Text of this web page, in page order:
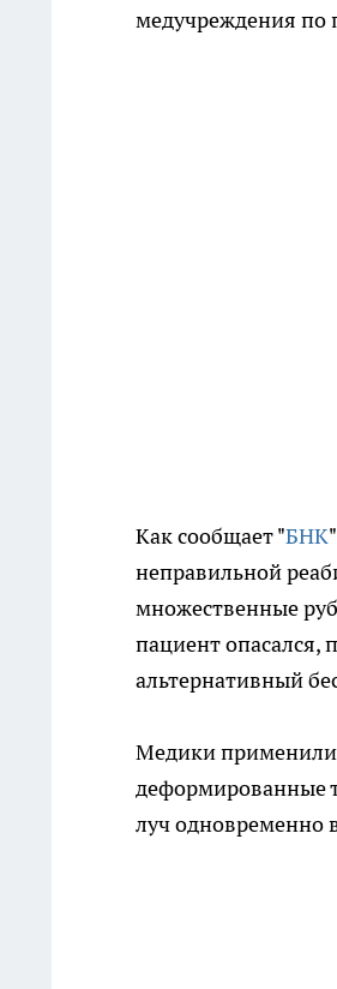
медучреждения по
Как сообщает "БНК
неправильной
множественные
пациент
альтернативный
Медики применили
деформированные
луч одновременно